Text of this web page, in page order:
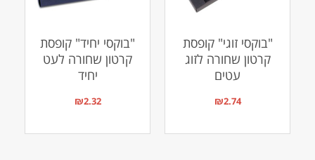
"בוקסי זוגי" קופסת
קרטון שחורה לזוג
עטים
₪2.74
"בוקסי יחיד" קופסת
קרטון שחורה לעט
יחיד
₪2.32